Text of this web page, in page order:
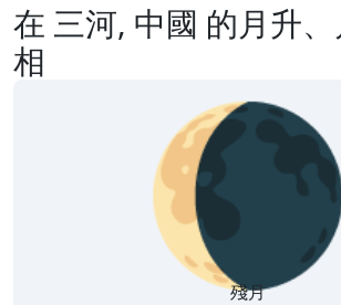
在 三河, 中國 的月升
相
殘月